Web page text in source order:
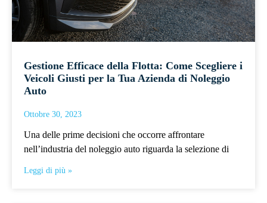
Gestione Efficace della Flotta: Come Scegliere i
Veicoli Giusti per la Tua Azienda di Noleggio
Auto
Ottobre 30, 2023
Una delle prime decisioni che occorre affrontare
nell’industria del noleggio auto riguarda la selezione di
Leggi di più »